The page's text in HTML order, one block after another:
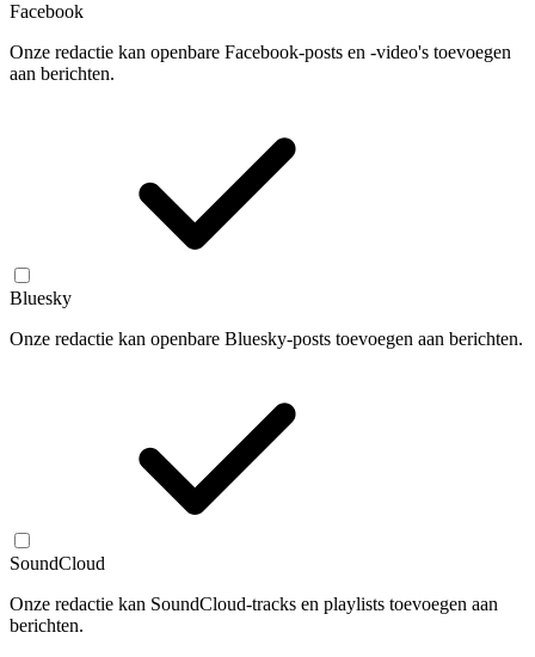
Facebook
Onze redactie kan openbare Facebook-posts en -video's toevoegen
aan berichten.
Bluesky
Onze redactie kan openbare Bluesky-posts toevoegen aan berichten.
SoundCloud
Onze redactie kan SoundCloud-tracks en playlists toevoegen aan
berichten.